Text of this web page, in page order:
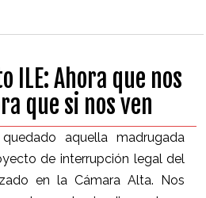
ILE: Ahora que nos
que si nos ven
aquella madrugada
de interrupción legal del
en la Cámara Alta. Nos